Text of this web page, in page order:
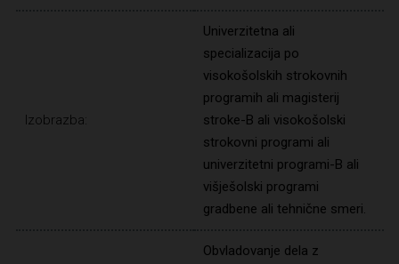
Izobrazba:
Univerzitetna ali
specializacija po
visokošolskih strokovnih
programih ali magisterij
stroke-B ali visokošolski
strokovni programi ali
univerzitetni programi-B ali
višješolski programi
gradbene ali tehnične smeri.
Obvladovanje dela z